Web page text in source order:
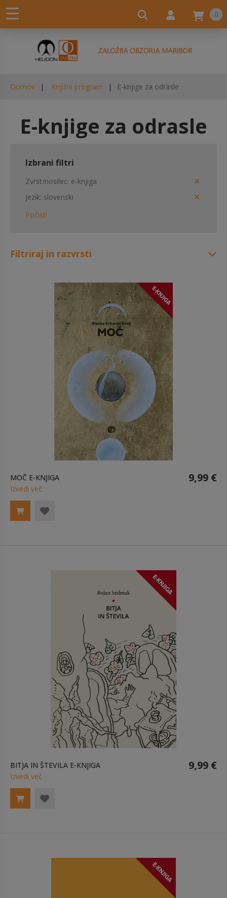
0
Domov Knjižni program E-knjige za odrasle
E-knjige za odrasle
MOČ E-KNJIGA 9,99 €
Izvedi več
BITJA IN ŠTEVILA E-KNJIGA 9,99 €
Izvedi več
Izbrani filtri
Zvrst/nosilec e-knjiga
Jezik slovenski
Počisti
Filtriraj in razvrsti